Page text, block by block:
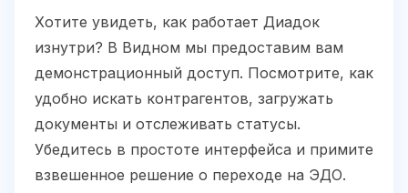
Хотите увидеть, как работает Диадок
изнутри? В Видном мы предоставим вам
демонстрационный доступ. Посмотрите, как
удобно искать контрагентов, загружать
документы и отслеживать статусы.
Убедитесь в простоте интерфейса и примите
взвешенное решение о переходе на ЭДО.